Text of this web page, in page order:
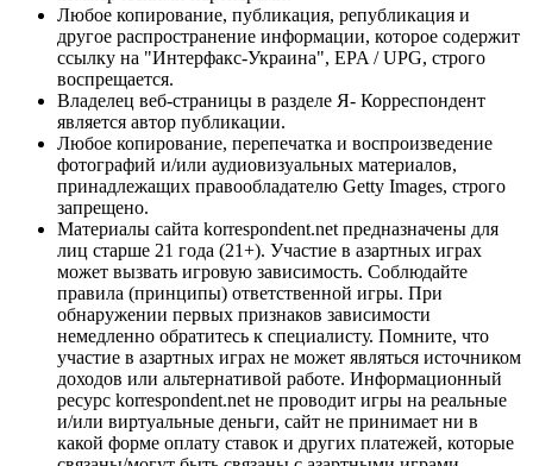
Любое копирование, публикация, републикация и
другое распространение информации, которое содержит
ссылку на "Интерфакс-Украина", EPA / UPG, строго
воспрещается.
Владелец веб-страницы в разделе Я- Корреспондент
является автор публикации.
Любое копирование, перепечатка и воспроизведение
фотографий и/или аудиовизуальных материалов,
принадлежащих правообладателю Getty Images, строго
запрещено.
Материалы сайта korrespondent.net предназначены для
лиц старше 21 года (21+). Участие в азартных играх
может вызвать игровую зависимость. Соблюдайте
правила (принципы) ответственной игры. При
обнаружении первых признаков зависимости
немедленно обратитесь к специалисту. Помните, что
участие в азартных играх не может являться источником
доходов или альтернативой работе. Информационный
ресурс korrespondent.net не проводит игры на реальные
и/или виртуальные деньги, сайт не принимает ни в
какой форме оплату ставок и других платежей, которые